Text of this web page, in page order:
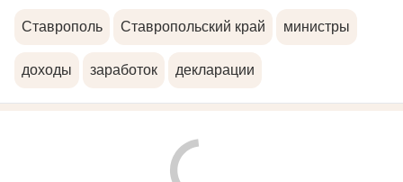
Ставрополь Ставропольский край министры
доходы заработок декларации